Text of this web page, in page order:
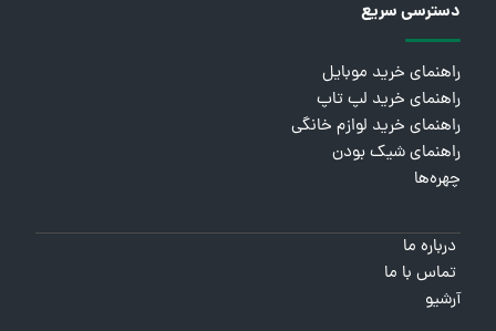
دسترسی سریع
راهنمای خرید موبایل
راهنمای خرید لپ تاپ
راهنمای خرید لوازم خانگی
راهنمای شیک بودن
چهره‌ها
درباره ما
تماس با ما
آرشیو